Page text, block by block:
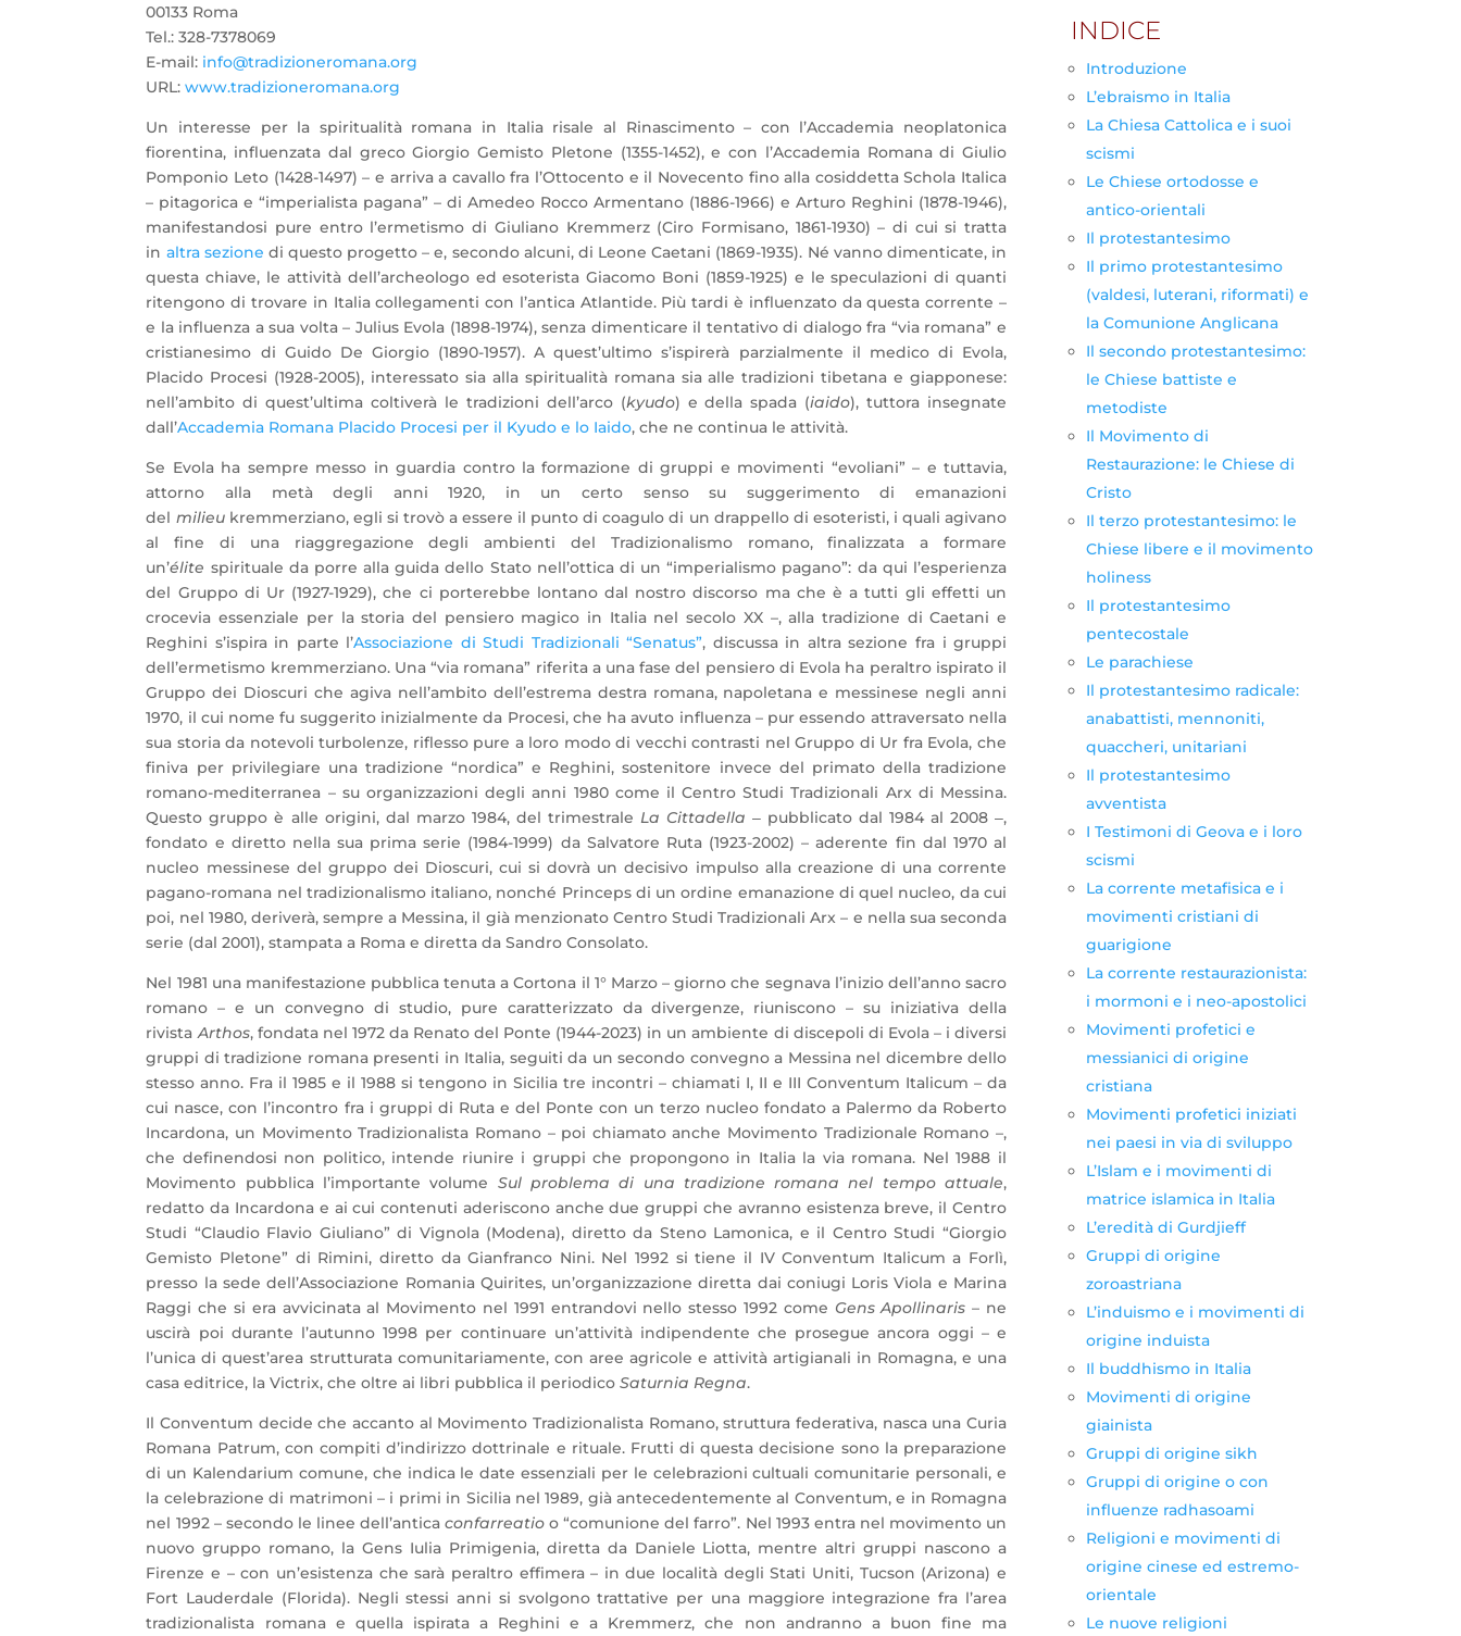
00133 Roma
Tel.: 328-7378069
E-mail: info@tradizioneromana.org
URL:www.tradizioneromana.org
Un interesse per la spiritualità romana in Italia risale al Rinascimento – con l’Accademia neoplatonica
fiorentina, influenzata dal greco Giorgio Gemisto Pletone (1355-1452), e con l’Accademia Romana di Giulio
Pomponio Leto (1428-1497) – e arriva a cavallo fra l’Ottocento e il Novecento fino alla cosiddetta Schola Italica
– pitagorica e “imperialista pagana” – di Amedeo Rocco Armentano (1886-1966) e Arturo Reghini (1878-1946),
manifestandosi pure entro l’ermetismo di Giuliano Kremmerz (Ciro Formisano, 1861-1930) – di cui si tratta
in altra sezione di questo progetto – e, secondo alcuni, di Leone Caetani (1869-1935). Né vanno dimenticate, in
questa chiave, le attività dell’archeologo ed esoterista Giacomo Boni (1859-1925) e le speculazioni di quanti
ritengono di trovare in Italia collegamenti con l’antica Atlantide. Più tardi è influenzato da questa corrente –
e la influenza a sua volta – Julius Evola (1898-1974), senza dimenticare il tentativo di dialogo fra “via romana” e
cristianesimo di Guido De Giorgio (1890-1957). A quest’ultimo s’ispirerà parzialmente il medico di Evola,
Placido Procesi (1928-2005), interessato sia alla spiritualità romana sia alle tradizioni tibetana e giapponese:
nell’ambito di quest’ultima coltiverà le tradizioni dell’arco (kyudo) e della spada (iaido), tuttora insegnate
dall’Accademia Romana Placido Procesi per il Kyudo e lo Iaido, che ne continua le attività.
Se Evola ha sempre messo in guardia contro la formazione di gruppi e movimenti “evoliani” – e tuttavia,
attorno alla metà degli anni 1920, in un certo senso su suggerimento di emanazioni
del milieukremmerziano, egli si trovò a essere il punto di coagulo di un drappello di esoteristi, i quali agivano
al fine di una riaggregazione degli ambienti del Tradizionalismo romano, finalizzata a formare
un’élite spirituale da porre alla guida dello Stato nell’ottica di un “imperialismo pagano”: da qui l’esperienza
del Gruppo di Ur (1927-1929), che ci porterebbe lontano dal nostro discorso ma che è a tutti gli effetti un
crocevia essenziale per la storia del pensiero magico in Italia nel secolo XX –, alla tradizione di Caetani e
Reghini s’ispira in parte l’Associazione di Studi Tradizionali “Senatus”, discussa in altra sezione fra i gruppi
dell’ermetismo kremmerziano. Una “via romana” riferita a una fase del pensiero di Evola ha peraltro ispirato il
Gruppo dei Dioscuri che agiva nell’ambito dell’estrema destra romana, napoletana e messinese negli anni
1970, il cui nome fu suggerito inizialmente da Procesi, che ha avuto influenza – pur essendo attraversato nella
sua storia da notevoli turbolenze, riflesso pure a loro modo di vecchi contrasti nel Gruppo di Ur fra Evola, che
finiva per privilegiare una tradizione “nordica” e Reghini, sostenitore invece del primato della tradizione
romano-mediterranea – su organizzazioni degli anni 1980 come il Centro Studi Tradizionali Arx di Messina.
Questo gruppo è alle origini, dal marzo 1984, del trimestrale La Cittadella ‒ pubblicato dal 1984 al 2008 ‒,
fondato e diretto nella sua prima serie (1984-1999) da Salvatore Ruta (1923-2002) – aderente fin dal 1970 al
nucleo messinese del gruppo dei Dioscuri, cui si dovrà un decisivo impulso alla creazione di una corrente
pagano-romana nel tradizionalismo italiano, nonché Princeps di un ordine emanazione di quel nucleo, da cui
poi, nel 1980, deriverà, sempre a Messina, il già menzionato Centro Studi Tradizionali Arx – e nella sua seconda
serie (dal 2001), stampata a Roma e diretta da Sandro Consolato.
Nel 1981 una manifestazione pubblica tenuta a Cortona il 1° Marzo – giorno che segnava l’inizio dell’anno sacro
romano – e un convegno di studio, pure caratterizzato da divergenze, riuniscono – su iniziativa della
rivista Arthos, fondata nel 1972 da Renato del Ponte (1944-2023) in un ambiente di discepoli di Evola – i diversi
gruppi di tradizione romana presenti in Italia, seguiti da un secondo convegno a Messina nel dicembre dello
stesso anno. Fra il 1985 e il 1988 si tengono in Sicilia tre incontri – chiamati I, II e III Conventum Italicum – da
cui nasce, con l’incontro fra i gruppi di Ruta e del Ponte con un terzo nucleo fondato a Palermo da Roberto
Incardona, un Movimento Tradizionalista Romano – poi chiamato anche Movimento Tradizionale Romano –,
che definendosi non politico, intende riunire i gruppi che propongono in Italia la via romana. Nel 1988 il
Movimento pubblica l’importante volume Sul problema di una tradizione romana nel tempo attuale,
redatto da Incardona e ai cui contenuti aderiscono anche due gruppi che avranno esistenza breve, il Centro
Studi “Claudio Flavio Giuliano” di Vignola (Modena), diretto da Steno Lamonica, e il Centro Studi “Giorgio
Gemisto Pletone” di Rimini, diretto da Gianfranco Nini. Nel 1992 si tiene il IV Conventum Italicum a Forlì,
presso la sede dell’Associazione Romania Quirites, un’organizzazione diretta dai coniugi Loris Viola e Marina
Raggi che si era avvicinata al Movimento nel 1991 entrandovi nello stesso 1992 come Gens Apollinaris – ne
uscirà poi durante l’autunno 1998 per continuare un’attività indipendente che prosegue ancora oggi – e
l’unica di quest’area strutturata comunitariamente, con aree agricole e attività artigianali in Romagna, e una
casa editrice, la Victrix, che oltre ai libri pubblica il periodicoSaturnia Regna.
Il Conventum decide che accanto al Movimento Tradizionalista Romano, struttura federativa, nasca una Curia
Romana Patrum, con compiti d’indirizzo dottrinale e rituale. Frutti di questa decisione sono la preparazione
di un Kalendarium comune, che indica le date essenziali per le celebrazioni cultuali comunitarie personali, e
la celebrazione di matrimoni – i primi in Sicilia nel 1989, già antecedentemente al Conventum, e in Romagna
nel 1992 – secondo le linee dell’anticaconfarreatio o “comunione del farro”. Nel 1993 entra nel movimento un
nuovo gruppo romano, la Gens Iulia Primigenia, diretta da Daniele Liotta, mentre altri gruppi nascono a
Firenze e – con un’esistenza che sarà peraltro effimera – in due località degli Stati Uniti, Tucson (Arizona) e
Fort Lauderdale (Florida). Negli stessi anni si svolgono trattative per una maggiore integrazione fra l’area
tradizionalista romana e quella ispirata a Reghini e a Kremmerz, che non andranno a buon fine ma
INDICE
Introduzione
L’ebraismo in Italia
La Chiesa Cattolica e i suoi
scismi
Le Chiese ortodosse e
antico-orientali
Il protestantesimo
Il primo protestantesimo
(valdesi, luterani, riformati) e
la Comunione Anglicana
Il secondo protestantesimo:
le Chiese battiste e
metodiste
Il Movimento di
Restaurazione: le Chiese di
Cristo
Il terzo protestantesimo: le
Chiese libere e il movimento
holiness
Il protestantesimo
pentecostale
Le parachiese
Il protestantesimo radicale:
anabattisti, mennoniti,
quaccheri, unitariani
Il protestantesimo
avventista
I Testimoni di Geova e i loro
scismi
La corrente metafisica e i
movimenti cristiani di
guarigione
La corrente restaurazionista:
i mormoni e i neo-apostolici
Movimenti profetici e
messianici di origine
cristiana
Movimenti profetici iniziati
nei paesi in via di sviluppo
L’Islam e i movimenti di
matrice islamica in Italia
L’eredità di Gurdjieff
Gruppi di origine
zoroastriana
L’induismo e i movimenti di
origine induista
Il buddhismo in Italia
Movimenti di origine
giainista
Gruppi di origine sikh
Gruppi di origine o con
influenze radhasoami
Religioni e movimenti di
origine cinese ed estremo-
orientale
Le nuove religioni